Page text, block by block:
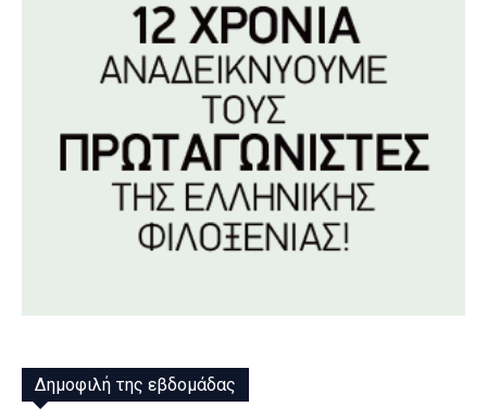
Δημοφιλή της εβδομάδας